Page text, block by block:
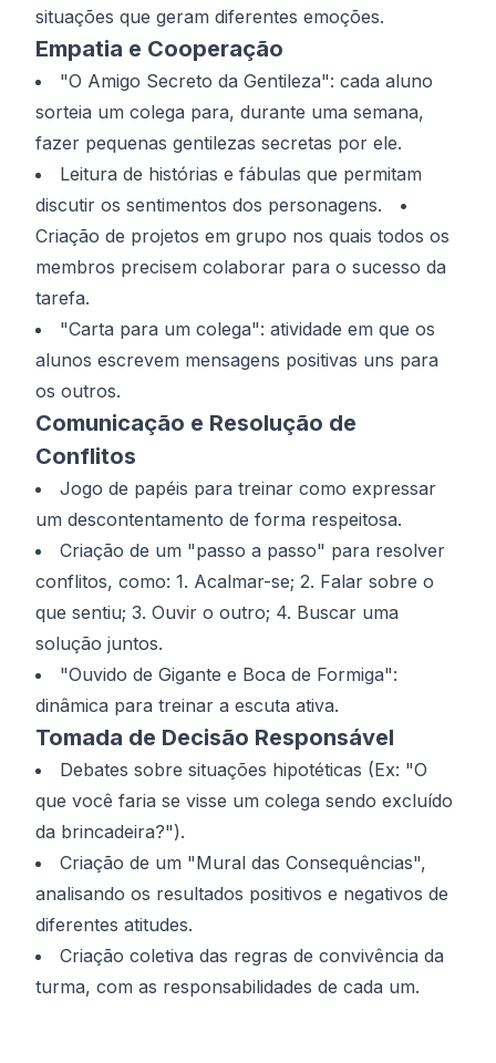
situações que geram diferentes emoções.
Empatia e Cooperação
"O Amigo Secreto da Gentileza": cada aluno
sorteia um colega para, durante uma semana,
fazer pequenas gentilezas secretas por ele.
Leitura de histórias e fábulas que permitam
discutir os sentimentos dos personagens. •
Criação de projetos em grupo nos quais todos os
membros precisem colaborar para o sucesso da
tarefa.
"Carta para um colega": atividade em que os
alunos escrevem mensagens positivas uns para
os outros.
Comunicação e Resolução de
Conflitos
Jogo de papéis para treinar como expressar
um descontentamento de forma respeitosa.
Criação de um "passo a passo" para resolver
conflitos, como: 1. Acalmar-se; 2. Falar sobre o
que sentiu; 3. Ouvir o outro; 4. Buscar uma
solução juntos.
"Ouvido de Gigante e Boca de Formiga":
dinâmica para treinar a escuta ativa.
Tomada de Decisão Responsável
Debates sobre situações hipotéticas (Ex: "O
que você faria se visse um colega sendo excluído
da brincadeira?").
Criação de um "Mural das Consequências",
analisando os resultados positivos e negativos de
diferentes atitudes.
Criação coletiva das regras de convivência da
turma, com as responsabilidades de cada um.